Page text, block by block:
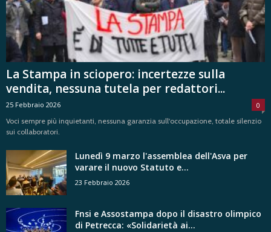
La Stampa in sciopero: incertezze sulla
vendita, nessuna tutela per redattori...
25 Febbraio 2026
0
Voci sempre più inquietanti, nessuna garanzia sull'occupazione, totale silenzio
sui collaboratori.
Lunedì 9 marzo l'assemblea dell'Asva per
varare il nuovo Statuto e...
23 Febbraio 2026
Fnsi e Assostampa dopo il disastro olimpico
di Petrecca: «Solidarietà ai...